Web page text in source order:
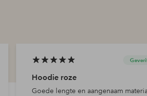
Hoodie roze
Goede lengte en aangenaam